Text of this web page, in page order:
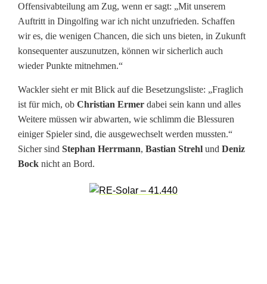
n
g
h
f
f
t
a
Offensivabteilung am Zug, wenn er sagt: „Mit unserem
Auftritt in Dingolfing war ich nicht unzufrieden. Schaffen
wir es, die wenigen Chancen, die sich uns bieten, in Zukunft
konsequenter auszunutzen, können wir sicherlich auch
wieder Punkte mitnehmen.“
Wackler sieht er mit Blick auf die Besetzungsliste: „Fraglich
ist für mich, ob Christian Ermer dabei sein kann und alles
Weitere müssen wir abwarten, wie schlimm die Blessuren
einiger Spieler sind, die ausgewechselt werden mussten.“
Sicher sind Stephan Herrmann, Bastian Strehl und Deniz
Bock nicht an Bord.